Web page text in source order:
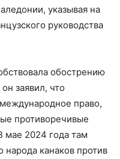
указывая на
руководства
обострению
заявил, что
право,
противоречивые
мае 2024 года там
народа канаков против